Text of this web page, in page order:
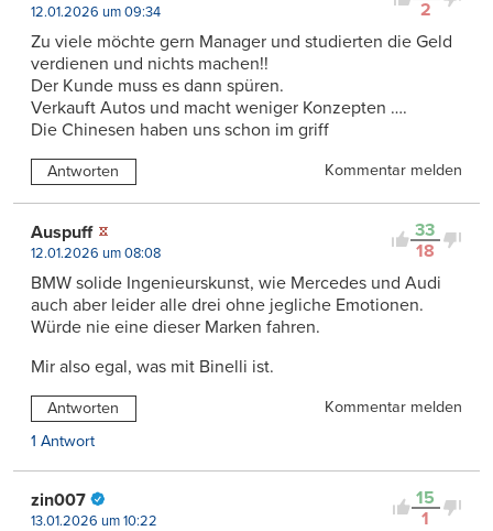
2
12.01.2026 um 09:34
Zu viele möchte gern Manager und studierten die Geld
verdienen und nichts machen!!
Der Kunde muss es dann spüren.
Verkauft Autos und macht weniger Konzepten ….
Die Chinesen haben uns schon im griff
Antworten Kommentar melden
33
18
Auspuff
12.01.2026 um 08:08
BMW solide Ingenieurskunst, wie Mercedes und Audi
auch aber leider alle drei ohne jegliche Emotionen.
Würde nie eine dieser Marken fahren.
Mir also egal, was mit Binelli ist.
Antworten
Kommentar melden
1 Antwort
15
1
zin007
13.01.2026 um 10:22